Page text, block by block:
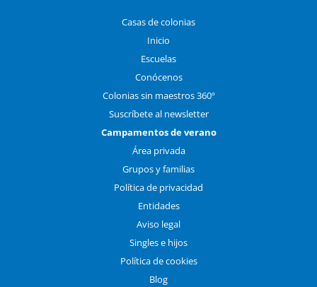
Casas de colonias
Inicio
Escuelas
Conócenos
Colonias sin maestros 360º
Suscríbete al newsletter
Campamentos de verano
Área privada
Grupos y familias
Política de privacidad
Entidades
Aviso legal
Singles e hijos
Política de cookies
Blog